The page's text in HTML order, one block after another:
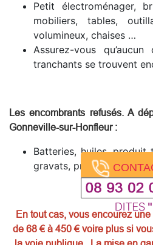
Petit électroménager,
mobiliers, tables,
volumineux, chaises …
Assurez-vous
tranchants se trouvent
Les encombrants refusés. A
Gonneville-sur-Honfleur:
Batteries, huiles, produit
gravats, pneus, produits
En tout cas, vous encourez
de 68 € à 450 € voire plus si